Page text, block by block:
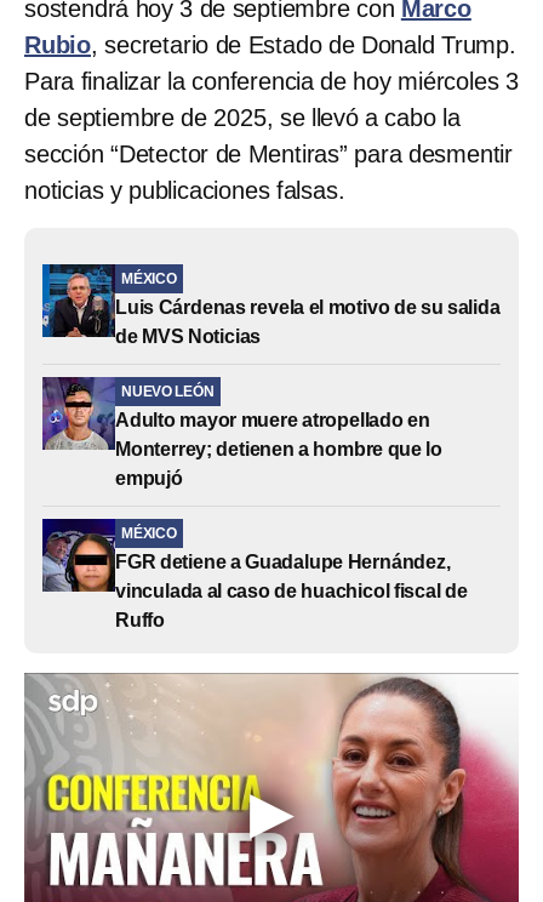
sostendrá hoy 3 de septiembre con Marco
Rubio, secretario de Estado de Donald Trump.
Para finalizar la conferencia de hoy miércoles 3
de septiembre de 2025, se llevó a cabo la
sección “Detector de Mentiras” para desmentir
noticias y publicaciones falsas.
MÉXICO
Luis Cárdenas revela el motivo de su salida
de MVS Noticias
NUEVO LEÓN
Adulto mayor muere atropellado en
Monterrey; detienen a hombre que lo
empujó
MÉXICO
FGR detiene a Guadalupe Hernández,
vinculada al caso de huachicol fiscal de
Ruffo